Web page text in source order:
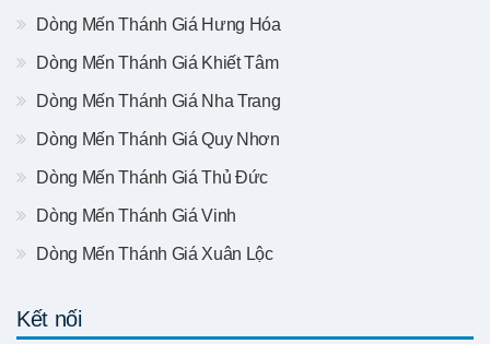
Dòng Mến Thánh Giá Hưng Hóa
Dòng Mến Thánh Giá Khiết Tâm
Dòng Mến Thánh Giá Nha Trang
Dòng Mến Thánh Giá Quy Nhơn
Dòng Mến Thánh Giá Thủ Đức
Dòng Mến Thánh Giá Vinh
Dòng Mến Thánh Giá Xuân Lộc
Kết nối